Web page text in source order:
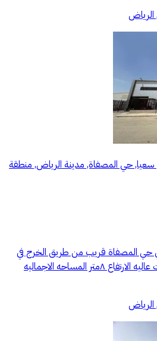
الرياض
سعيا, حي المصفاة, مدينة الرياض, منطقة
حي المصفاة قريب من طريق الخرج في
موقع يخدم المصانع مواصفات عاليه الارتفاع ٨متر المساحه الاجماليه
الرياض